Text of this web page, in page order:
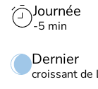
Journée
-5 min
Dernier
croissant de